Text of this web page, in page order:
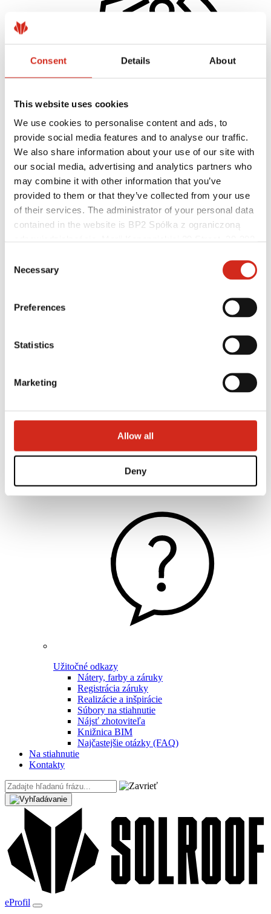
Consent Details About
This website uses cookies
We use cookies to personalise content and ads, to
provide social media features and to analyse our traffic.
We also share information about your use of our site with
our social media, advertising and analytics partners who
may combine it with other information that you’ve
provided to them or that they’ve collected from your use
of their services. The administrator of your personal data
contained in the website is BP2 Spółka z ograniczoną
121387608.
Selection
Necessary
Preferences
Statistics
Marketing
Allow all
Deny
Akadémia majstrov
Praktický tréning
Mobilná Akadémia Majstrov
Technická pomoc
MASTER ROOFER
Súbory na stiahnutie
Optimalizovať strechu
3D Modely
Plugin Revit BP2
Užitočné odkazy
Nátery, farby a záruky
Registrácia záruky
Realizácie a inšpirácie
Súbory na stiahnutie
Nájsť zhotoviteľa
Knižnica BIM
Najčastejšie otázky (FAQ)
Na stiahnutie
Kontakty
eProfil